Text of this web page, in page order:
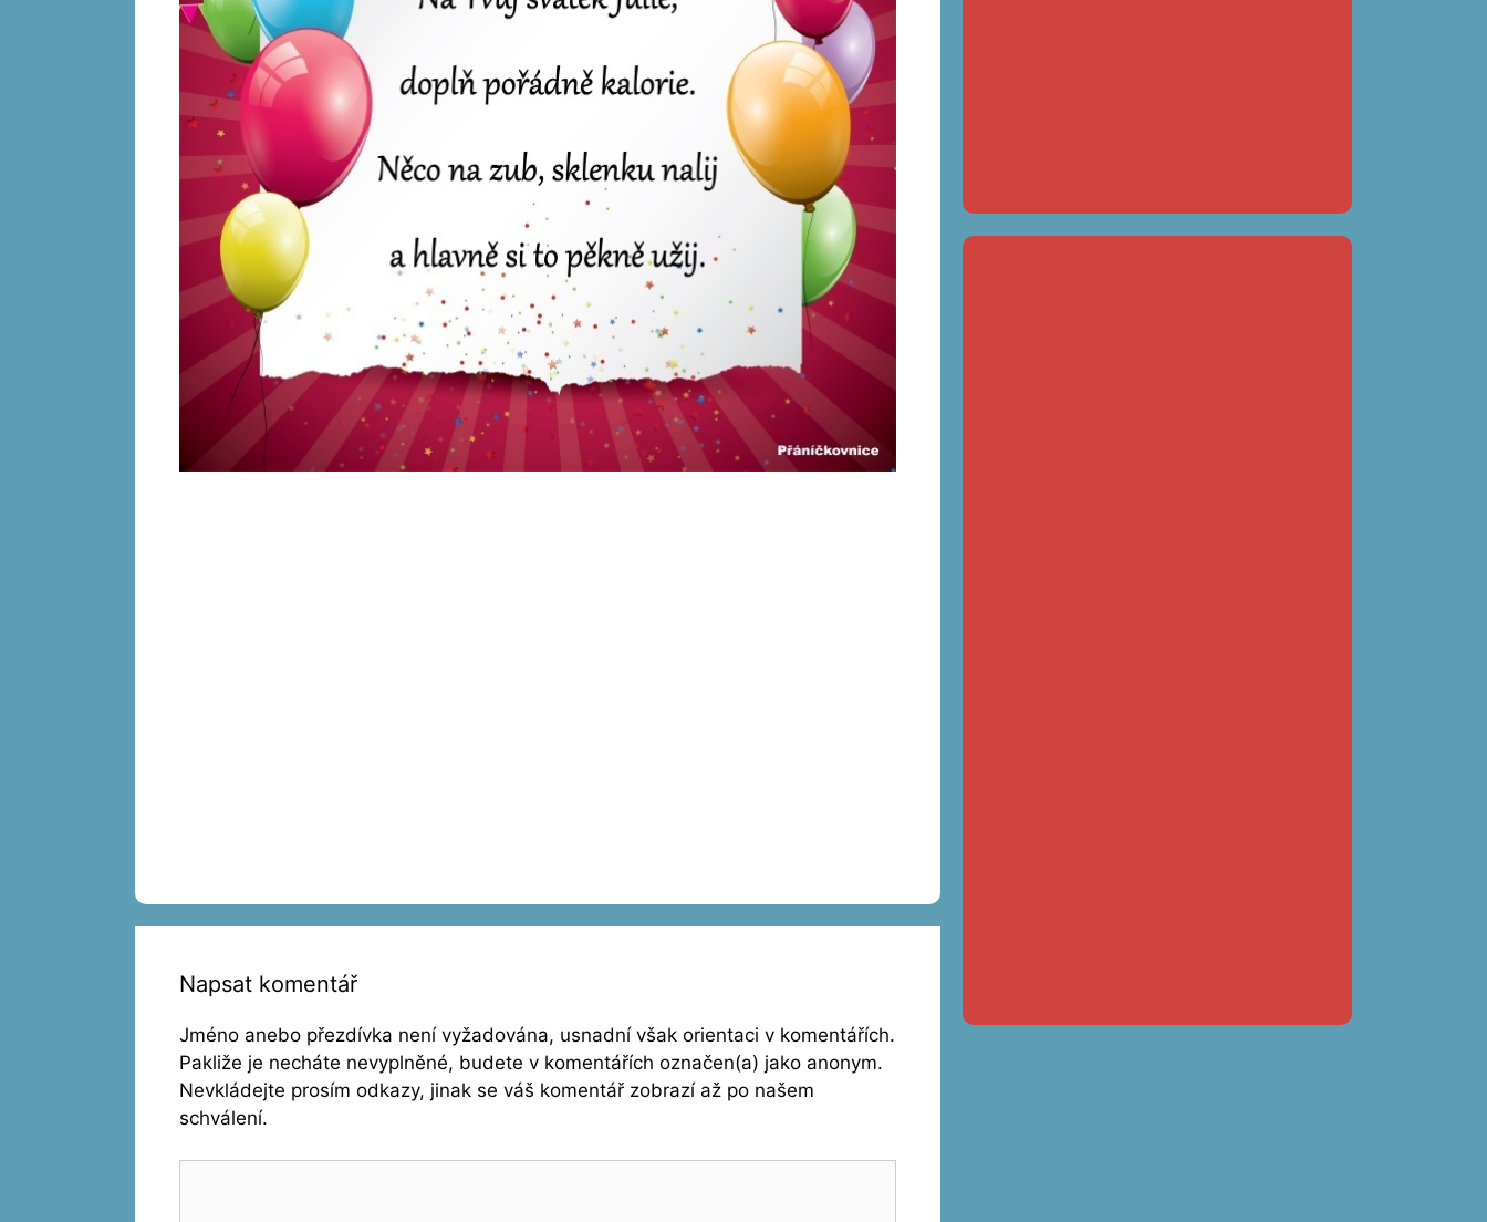
Napsat komentář
Jméno anebo přezdívka není vyžadována, usnadní však orientaci v komentářích.
Pakliže je necháte nevyplněné, budete v komentářích označen(a) jako anonym.
Nevkládejte prosím odkazy, jinak se váš komentář zobrazí až po našem
schválení.